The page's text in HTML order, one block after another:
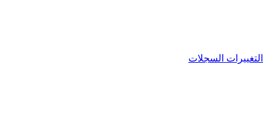
التغييرات السجلات